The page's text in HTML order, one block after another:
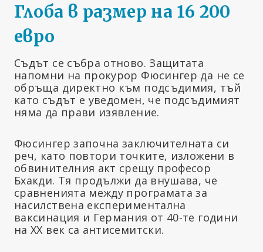
Глоба в размер на 16 200
евро
Съдът се събра отново. Защитата
напомни на прокурор Фюсингер да не се
обръща директно към подсъдимия, тъй
като съдът е уведомен, че подсъдимият
няма да прави изявление.
Фюсингер започна заключителната си
реч, като повтори точките, изложени в
обвинителния акт срещу професор
Бхакди. Тя продължи да внушава, че
сравненията между програмата за
насилствена експериментална
ваксинация и Германия от 40-те години
на ХХ век са антисемитски.